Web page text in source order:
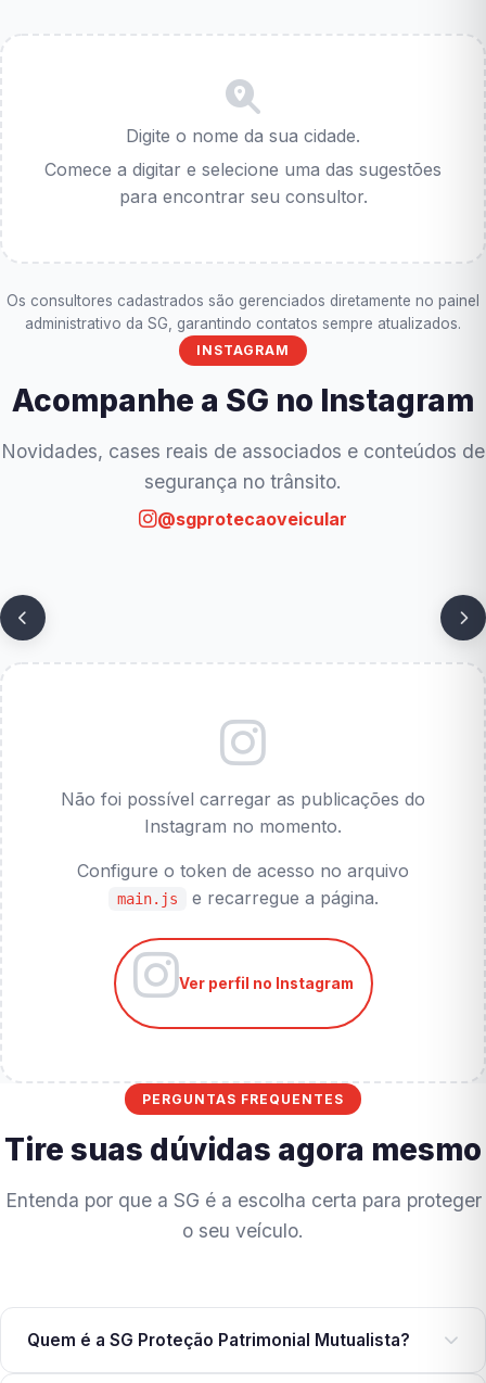
Digite o nome da sua cidade.
Comece a digitar e selecione uma das sugestões
para encontrar seu consultor.
Os consultores cadastrados são gerenciados diretamente no painel
administrativo da SG, garantindo contatos sempre atualizados.
INSTAGRAM
Acompanhe a SG no Instagram
Novidades, cases reais de associados e conteúdos de
segurança no trânsito.
@sgprotecaoveicular
Não foi possível carregar as publicações do
Instagram no momento.
Configure o token de acesso no arquivo
main.js e recarregue a página.
Ver perfil no Instagram
PERGUNTAS FREQUENTES
Tire suas dúvidas agora mesmo
Entenda por que a SG é a escolha certa para proteger
o seu veículo.
Quem é a SG Proteção Patrimonial Mutualista?